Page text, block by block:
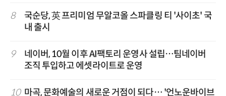
8
국순당, 英 프리미엄 무알코올 스파클링 티 '사이초' 국
내 출시
9
네이버, 10월 이후 AI팩토리 운영사 설립…팀네이버
조직 투입하고 에셋라이트로 운영
10 마곡, 문화예술의 새로운 거점이 되다… '언노운바이브